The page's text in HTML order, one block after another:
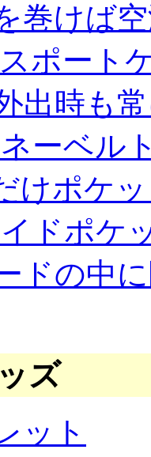
巻けば
ポート
出時も
ーベル
けポケ
ドポケ
ドの中
ズ
ット